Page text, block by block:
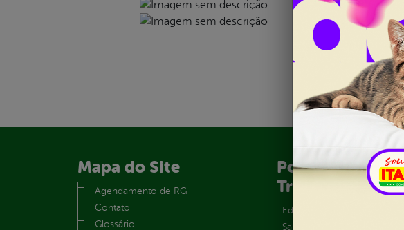
Mapa do Site
Agendamento de RG
Contato
Glossário
Portal da
Transparência
Educação
Saúde